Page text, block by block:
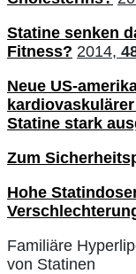
Statine senken
Fitness? 2014,
Neue US-
Statine stark
Zum
Hohe
Familiäre
von Statinen